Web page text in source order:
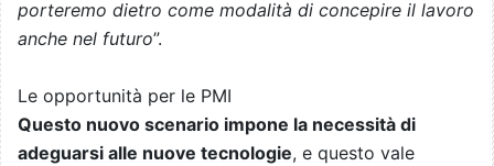
porteremo dietro come modalità di concepire il lavoro
anche nel futuro”.
Le opportunità per le PMI
Questo nuovo scenario impone la necessità di
adeguarsi alle nuove tecnologie, e questo vale